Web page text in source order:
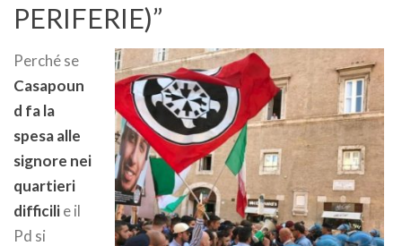
PERIFERIE)”
Perché se
Casapoun
d fa la
spesa alle
signore nei
quartieri
difficilie il
Pd si